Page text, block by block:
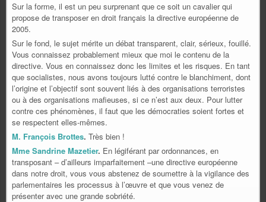
Sur la forme, il est un peu surprenant que ce soit un cavalier qui
propose de transposer en droit français la directive européenne de
2005.
Sur le fond, le sujet mérite un débat transparent, clair, sérieux, fouillé.
Vous connaissez probablement mieux que moi le contenu de la
directive. Vous en connaissez donc les limites et les risques. En tant
que socialistes, nous avons toujours lutté contre le blanchiment, dont
l’origine et l’objectif sont souvent liés à des organisations terroristes
ou à des organisations mafieuses, si ce n’est aux deux. Pour lutter
contre ces phénomènes, il faut que les démocraties soient fortes et
se respectent elles-mêmes.
M. François Brottes. Très bien !
Mme Sandrine Mazetier. En légiférant par ordonnances, en
transposant – d’ailleurs imparfaitement –une directive européenne
dans notre droit, vous vous abstenez de soumettre à la vigilance des
parlementaires les processus à l’œuvre et que vous venez de
présenter avec une grande sobriété.